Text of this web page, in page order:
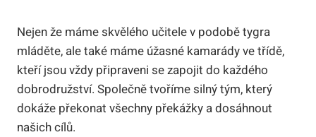
Nejen že máme skvělého učitele v podobě tygra
mláděte, ale také máme úžasné kamarády ve třídě,
kteří jsou vždy připraveni se zapojit do každého
dobrodružství. Společně tvoříme silný tým, který
dokáže překonat všechny překážky a dosáhnout
našich cílů.